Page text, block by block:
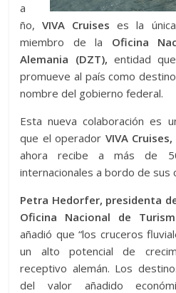
a
ño,VIVA Cruises es la
miembro de la Oficina
Alemania (DZT), entidad
promueve al país como
nombre del gobierno federal.
Esta nueva colaboración es
que el operador VIVA Cruises,
ahora recibe a más de
internacionales a bordo de sus
Petra Hedorfer, presidenta
Oficina Nacional de
añadió que “los cruceros
un alto potencial de
receptivo alemán. Los
del valor añadido